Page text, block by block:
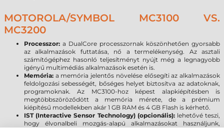
MOTOROLA/SYMBOL MC3100 VS.
MC3200
Processzor: a DualCore processzornak köszönhetően gyorsabb
az alkalmazások futtatása, nő a termelékenység. Az asztali
számítógéphez hasonló teljesítményt nyújt még a legnagyobb
igényű multimédiás alkalmazások esetén is.
Memória: a memória jelentős növelése elősegíti az alkalmazások
feldolgozási sebességét, bőséges helyet biztosítva az adatoknak,
programoknak. Az MC3100-hoz képest alapkiépítésben is
megtöbbszöröződött a memória mérete, de a prémium
kiépítésű modellekben akár 1 GB RAM és 4 GB Flash is kérhető.
IST (Interactive Sensor Technology) (opcionális): lehetővé teszi,
hogy élvonalbeli mozgás-alapú alkalmazásokat használjunk,